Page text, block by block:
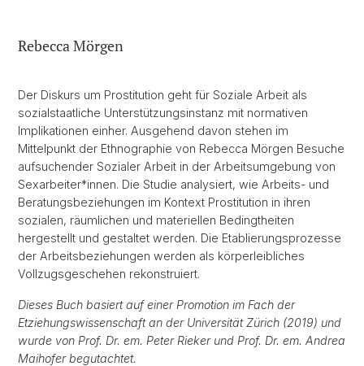
Rebecca Mörgen
Der Diskurs um Prostitution geht für Soziale Arbeit als
sozialstaatliche Unterstützungsinstanz mit normativen
Implikationen einher. Ausgehend davon stehen im
Mittelpunkt der Ethnographie von Rebecca Mörgen Besuche
aufsuchender Sozialer Arbeit in der Arbeitsumgebung von
Sexarbeiter*innen. Die Studie analysiert, wie Arbeits- und
Beratungsbeziehungen im Kontext Prostitution in ihren
sozialen, räumlichen und materiellen Bedingtheiten
hergestellt und gestaltet werden. Die Etablierungsprozesse
der Arbeitsbeziehungen werden als körperleibliches
Vollzugsgeschehen rekonstruiert.
Dieses Buch basiert auf einer Promotion im Fach der
Etziehungswissenschaft an der Universität Zürich (2019) und
wurde von Prof. Dr. em. Peter Rieker und Prof. Dr. em. Andrea
Maihofer begutachtet.